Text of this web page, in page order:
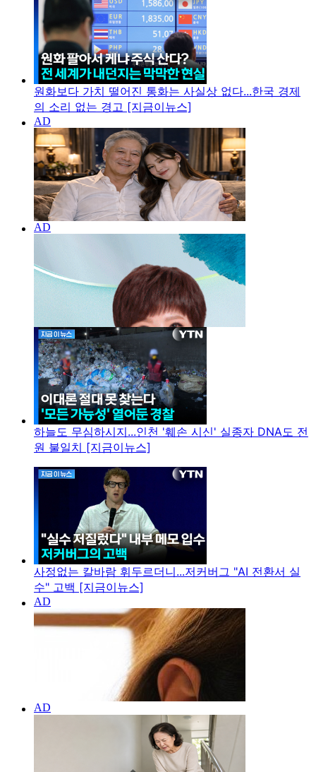
원화보다 가치 떨어진 통화는 사실상 없다...한국 경제
의 소리 없는 경고 [지금이뉴스]
하늘도 무심하시지...인천 '훼손 시신' 실종자 DNA도 전
원 불일치 [지금이뉴스]
사정없는 칼바람 휘두르더니...저커버그 "AI 전환서 실
수" 고백 [지금이뉴스]